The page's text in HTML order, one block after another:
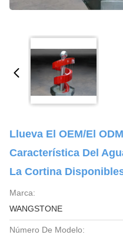
Llueva El OEM/el
Característica Del
La Cortina
Marca:
WANGSTONE
Número De Modelo: